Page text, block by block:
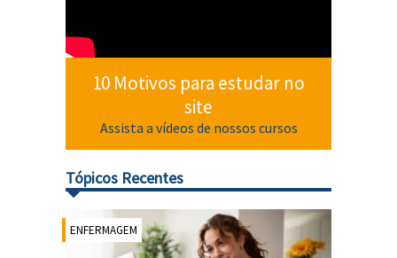
10 Motivos para estudar no
site
Assista a vídeos de nossos cursos
Tópicos Recentes
ENFERMAGEM